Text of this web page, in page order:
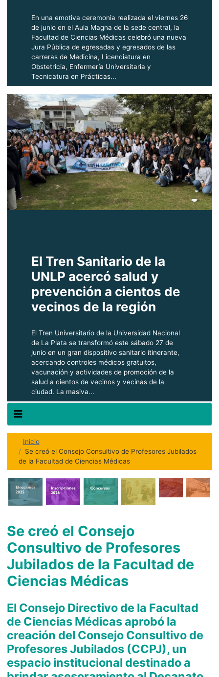
En una emotiva ceremonia realizada el viernes 26
de junio en el Aula Magna de la sede central, la
Facultad de Ciencias Médicas celebró una nueva
Jura Pública de egresadas y egresados de las
carreras de Medicina, Licenciatura en
Obstetricia, Enfermería Universitaria y
Tecnicatura en Prácticas...
El Tren Sanitario de la
UNLP acercó salud y
prevención a cientos de
vecinos de la región
El Tren Universitario de la Universidad Nacional
de La Plata se transformó este sábado 27 de
junio en un gran dispositivo sanitario itinerante,
acercando controles médicos gratuitos,
vacunación y actividades de promoción de la
salud a cientos de vecinos y vecinas de la
ciudad. La masiva...
Inicio
Se creó el Consejo Consultivo de Profesores Jubilados
de la Facultad de Ciencias Médicas
Se creó el Consejo
Consultivo de Profesores
Jubilados de la Facultad de
Ciencias Médicas
El Consejo Directivo de la Facultad
de Ciencias Médicas aprobó la
creación del Consejo Consultivo de
Profesores Jubilados (CCPJ), un
espacio institucional destinado a